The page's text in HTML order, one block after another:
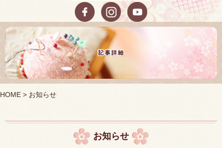
HOME > お知らせ
お知らせ